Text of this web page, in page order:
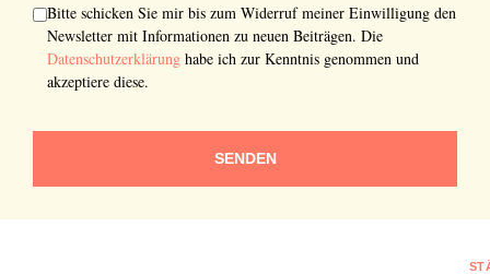
Bitte schicken Sie mir bis zum Widerruf meiner Einwilligung den
Newsletter mit Informationen zu neuen Beiträgen. Die
Datenschutzerklärung habe ich zur Kenntnis genommen und
akzeptiere diese.
SENDEN